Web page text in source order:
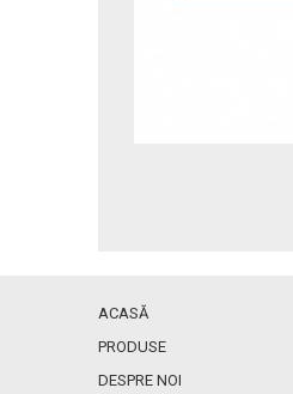
ACASĂ
PRODUSE
DESPRE NOI